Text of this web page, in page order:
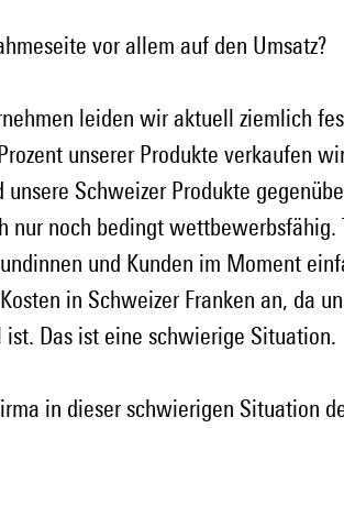
vor allem auf den Umsatz?
leiden wir aktuell ziemlich
unserer Produkte verkaufen
Schweizer Produkte
nur noch bedingt wettbewerbsfähig.
und Kunden im Moment
in Schweizer Franken an, da
Das ist eine schwierige Situation.
in dieser schwierigen Situation